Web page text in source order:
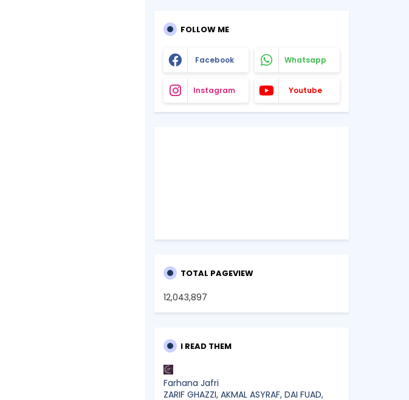
FOLLOW ME
Facebook Whatsapp
Instagram Youtube
TOTAL PAGEVIEW
12,043,897
I READ THEM
Farhana Jafri
ZARIF GHAZZI, AKMAL ASYRAF, DAI FUAD,